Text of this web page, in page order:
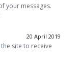
your messages.
20 April 2019
site to receive